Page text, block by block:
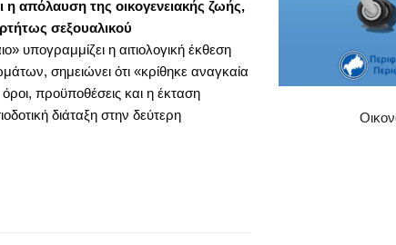
η απόλαυση της οικογενειακής ζωής,
σεξουαλικού
υπογραμμίζει η αιτιολογική έκθεση
σημειώνει ότι «κρίθηκε αναγκαία
προϋποθέσεις και η έκταση
διάταξη στην δεύτερη